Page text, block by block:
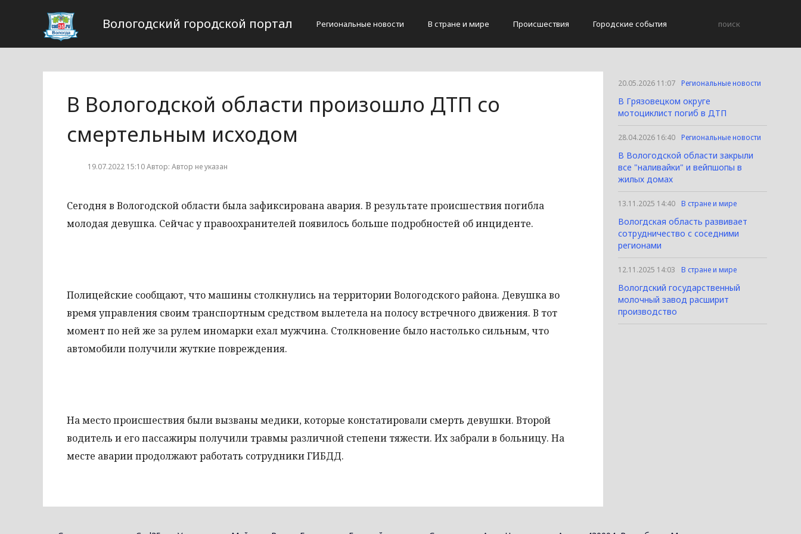
Вологодский городской портал Региональные новости В стране и мире Происшествия Городские события
В Вологодской области произошло ДТП со
смертельным исходом
19.07.2022 15:10 Автор: Автор не указан
Сегодня в Вологодской области была зафиксирована авария. В результате происшествия погибла
молодая девушка. Сейчас у правоохранителей появилось больше подробностей об инциденте.
Полицейские сообщают, что машины столкнулись на территории Вологодского района. Девушка во
время управления своим транспортным средством вылетела на полосу встречного движения. В тот
момент по ней же за рулем иномарки ехал мужчина. Столкновение было настолько сильным, что
автомобили получили жуткие повреждения.
На место происшествия были вызваны медики, которые констатировали смерть девушки. Второй
водитель и его пассажиры получили травмы различной степени тяжести. Их забрали в больницу. На
месте аварии продолжают работать сотрудники ГИБДД.
20.05.2026 11:07 Региональные новости
В Грязовецком округе
мотоциклист погиб в ДТП
28.04.2026 16:40 Региональные новости
В Вологодской области закрыли
все "наливайки" и вейпшопы в
жилых домах
13.11.2025 14:40 В стране и мире
Вологдская область развивает
сотрудничество с соседними
регионами
12.11.2025 14:03 В стране и мире
Вологдский государственный
молочный завод расширит
производство